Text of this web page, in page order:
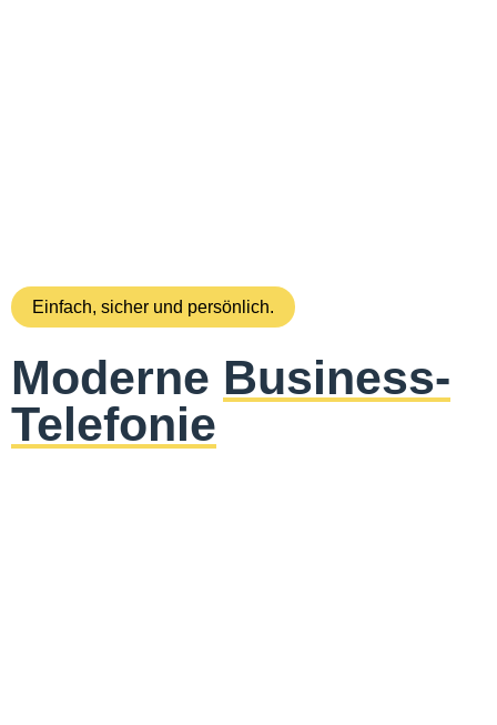
Einfach, sicher und persönlich.
Moderne Business-
Telefonie